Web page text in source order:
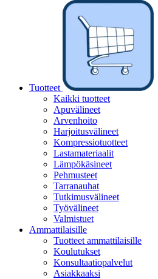
Tuotteet
Kaikki tuotteet
Apuvälineet
Arvenhoito
Harjoitusvälineet
Kompressiotuotteet
Lastamateriaalit
Lämpökäsineet
Pehmusteet
Tarranauhat
Tutkimusvälineet
Työvälineet
Valmistuet
Ammattilaisille
Tuotteet ammattilaisille
Koulutukset
Konsultaatiopalvelut
Asiakkaaksi